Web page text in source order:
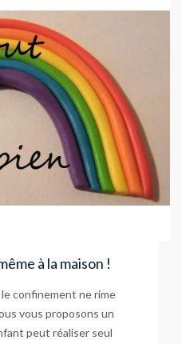
à la maison !
confinement ne rime
vous proposons un
peut réaliser seul